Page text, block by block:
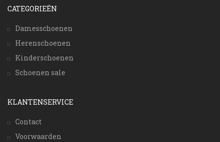
CATEGORIEËN
Damesschoenen
Herenschoenen
Kinderschoenen
Schoenen sale
KLANTENSERVICE
Contact
Voorwaarden